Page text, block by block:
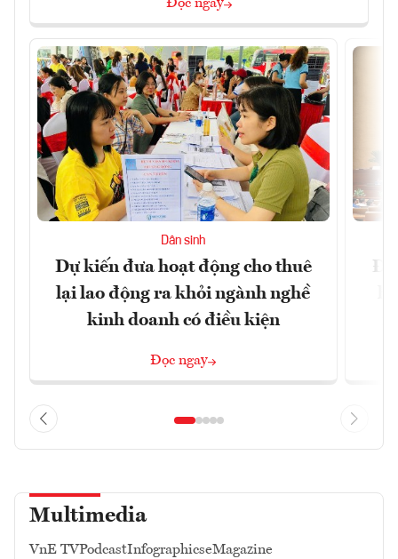
Đọc ngay
Dân sinh
Dự kiến đưa hoạt động cho thuê
lại lao động ra khỏi ngành nghề
kinh doanh có điều kiện
Đọc ngay
Đề
Multimedia
VnE TVPodcastInfographicseMagazine